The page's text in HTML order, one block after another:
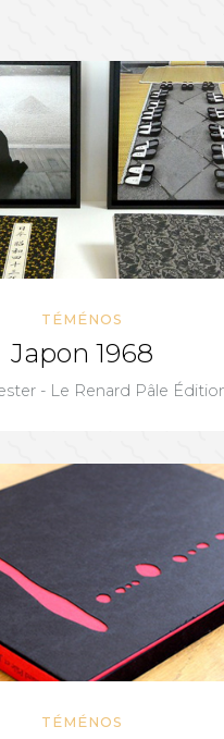
TÉMÉNOS
Japon 1968
- Le Renard Pâle
TÉMÉNOS